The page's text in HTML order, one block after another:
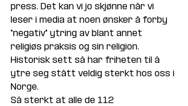
press. Det kan vi jo skjønne når vi
leser i media at noen ønsker å forby
"negativ" ytring av blant annet
religiøs praksis og sin religion.
Historisk sett så har friheten til å
ytre seg stått veldig sterkt hos oss i
Norge.
Så sterkt at alle de 112